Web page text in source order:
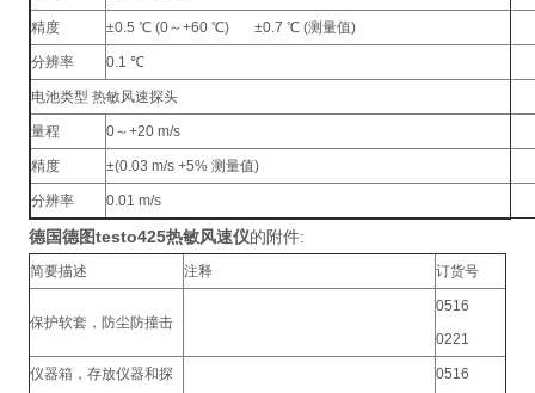
精度 ±0.5 ℃ (0～+60 ℃) ±0.7 ℃ (测量值)
分辨率 0.1 ℃
电池类型 热敏风速探头
量程 0～+20 m/s
精度 ±(0.03 m/s +5% 测量值)
分辨率 0.01 m/s
德国德图testo425热敏风速仪的附件:
简要描述 注释 订货号
保护软套，防尘防撞击
0516
0221
仪器箱，存放仪器和探
0516